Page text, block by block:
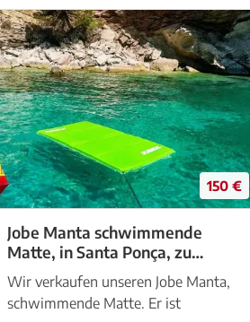
150 €
Jobe Manta schwimmende
Matte, in Santa Ponça, zu
verkaufen
Wir verkaufen unseren Jobe Manta,
schwimmende Matte. Er ist